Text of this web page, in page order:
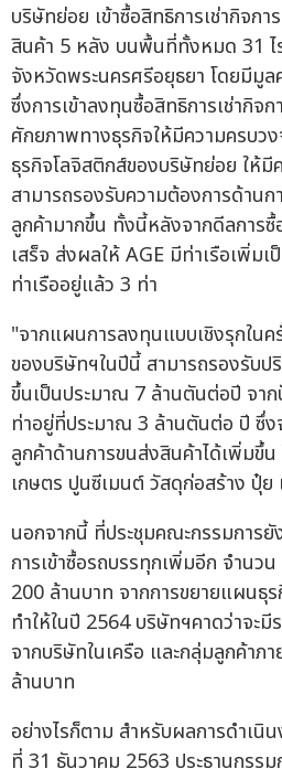
บริษัทย่อย เข้าซื้อสิทธิการเช่ากิจกา
สินค้า 5 หลัง บนพื้นที่ทั้งหมด 31 ไ
จังหวัดพระนครศรีอยุธยา โดยมีมู
ซึ่งการเข้าลงทุนซื้อสิทธิการเช่ากิจ
ศักยภาพทางธุรกิจให้มีความครบวง
ธุรกิจโลจิสติกส์ของบริษัทย่อย ให้มี
สามารถรองรับความต้องการด้าน
ลูกค้ามากขึ้น ทั้งนี้หลังจากดีลการซื้
เสร็จ ส่งผลให้ AGE มีท่าเรือเพิ่ม
ท่าเรืออยู่แล้ว 3 ท่า
"จากแผนการลงทุนแบบเชิงรุกในค
ของบริษัทฯในปีนี้ สามารถรองรับ
ขึ้นเป็นประมาณ 7 ล้านตันต่อปี จา
ท่าอยู่ที่ประมาณ 3 ล้านตันต่อ ปี ซึ่ง
ลูกค้าด้านการขนส่งสินค้าได้เพิ่มขึ้น
เกษตร ปูนซีเมนต์ วัสดุก่อสร้าง ปุ๋ย
นอกจากนี้ ที่ประชุมคณะกรรมการ
การเข้าซื้อรถบรรทุกเพิ่มอีก จำนว
200 ล้านบาท จากการขยายแผนธุร
ทำให้ในปี 2564 บริษัทฯคาดว่าจะมี
จากบริษัทในเครือ และกลุ่มลูกค้า
ล้านบาท
อย่างไรก็ตาม สำหรับผลการดำเ
ที่ 31 ธันวาคม 2563 ประธานกรรม